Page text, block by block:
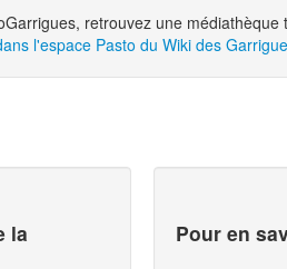
retrouvez une
l'espace Pasto du Wiki des
la
Pour en